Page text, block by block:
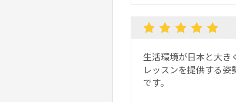
生活環境が日本と大き
レッスンを提供する
です。